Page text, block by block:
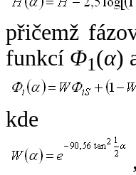
přičemž
funkcí Φ1(α)
kde
,